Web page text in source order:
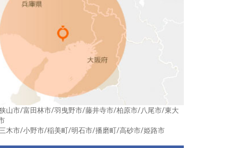
山市/富田林市/羽曳野市/藤井寺市/柏原市/八尾市/東大
木市/小野市/稲美町/明石市/播磨町/高砂市/姫路市